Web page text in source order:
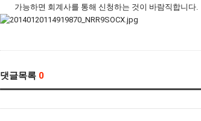
가능하면 회계사를 통해 신청하는 것이 바람직합니다.
댓글목록 0